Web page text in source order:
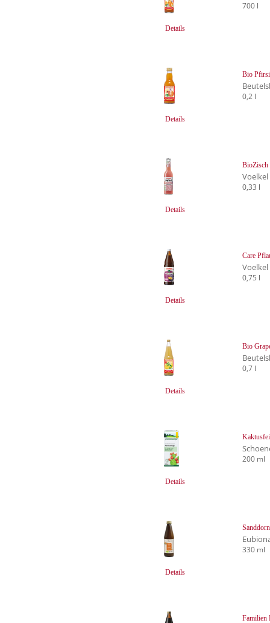
Details
700 l
Details
Bio
0,2 l
Details
BioZisch
Voelkel
0,33 l
Details
Care
Voelkel
0,75 l
Details
Bio
0,7 l
Details
200 ml
Details
330 ml
Familien